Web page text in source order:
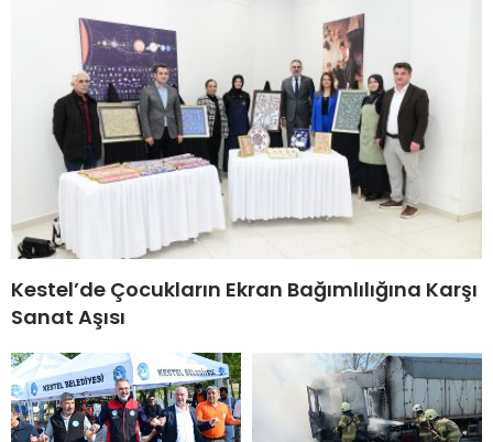
Kestel’de Çocukların Ekran Bağımlılığına Karşı
Sanat Aşısı